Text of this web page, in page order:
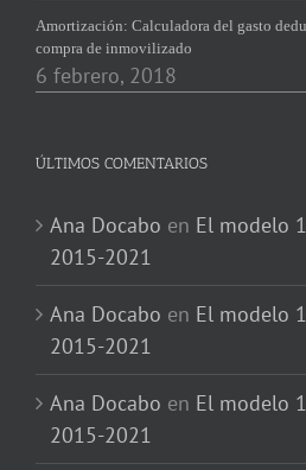
Amortización: Calculadora del gasto
compra de inmovilizado
6 febrero, 2018
ÚLTIMOS COMENTARIOS
Ana Docabo en El modelo
2015-2021
Ana Docabo en El modelo
2015-2021
Ana Docabo en El modelo
2015-2021